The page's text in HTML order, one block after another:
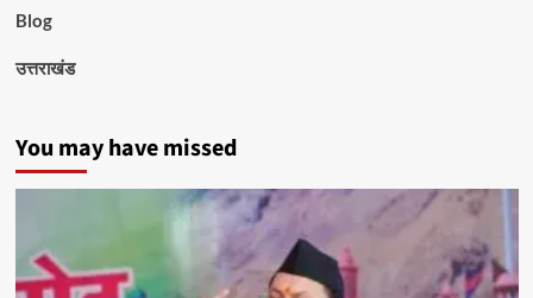
Blog
उत्तराखंड
You may have missed